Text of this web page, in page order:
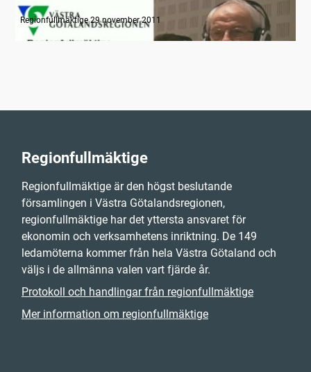
Radion informerar
Regionfullmäktige 29 november 2011
Regionfullmäktige
Regionfullmäktige är den högst beslutande
församlingen i Västra Götalandsregionen,
regionfullmäktige har det yttersta ansvaret för
ekonomin och verksamhetens inriktning. De 149
ledamöterna kommer från hela Västra Götaland och
väljs i de allmänna valen vart fjärde år.
Protokoll och handlingar från regionfullmäktige
Mer information om regionfullmäktige